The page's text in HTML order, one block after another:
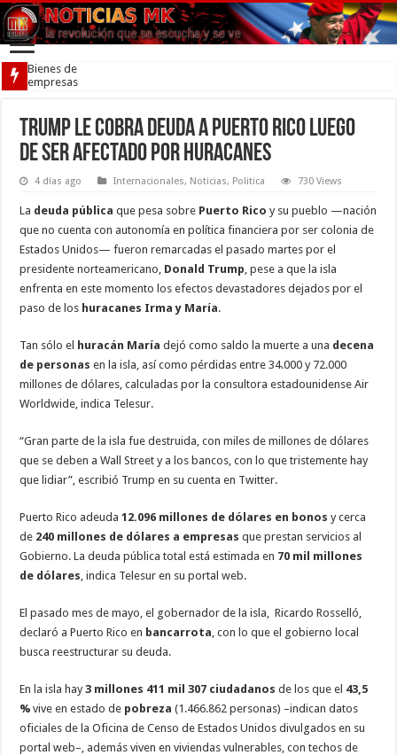
Bienes de
empresas
ilícitos
cambiarios
pasarán al
Estado
Trump le cobra deuda a Puerto Rico luego
de ser afectado por huracanes
4 días ago Internacionales, Noticias, Politica 730 Views
La deuda pública que pesa sobre Puerto Rico y su pueblo —nación
que no cuenta con autonomía en política financiera por ser colonia de
Estados Unidos— fueron remarcadas el pasado martes por el
presidente norteamericano, Donald Trump , pese a que la isla
enfrenta en este momento los efectos devastadores dejados por el
paso de los huracanes Irma y María.
Tan sólo el huracán María dejó como saldo la muerte a una decena
de personas en la isla, así como pérdidas entre 34.000 y 72.000
millones de dólares, calculadas por la consultora estadounidense Air
Worldwide, indica Telesur.
“Gran parte de la isla fue destruida, con miles de millones de dólares
que se deben a Wall Street y a los bancos, con lo que tristemente hay
que lidiar”, escribió Trump en su cuenta en Twitter.
Puerto Rico adeuda12.096 millones de dólares en bonos y cerca
de 240 millones de dólares a empresas que prestan servicios al
Gobierno. La deuda pública total está estimada en 70 mil millones
de dólares , indica Telesur en su portal web.
El pasado mes de mayo, el gobernador de la isla, Ricardo Rosselló,
declaró a Puerto Rico en bancarrota , con lo que el gobierno local
busca reestructurar su deuda.
En la isla hay3 millones 411 mil 307 ciudadanos de los que el 43,5
%vive en estado de pobreza (1.466.862 personas) –indican datos
oficiales de la Oficina de Censo de Estados Unidos divulgados en su
portal web–, además viven en viviendas vulnerables, con techos de